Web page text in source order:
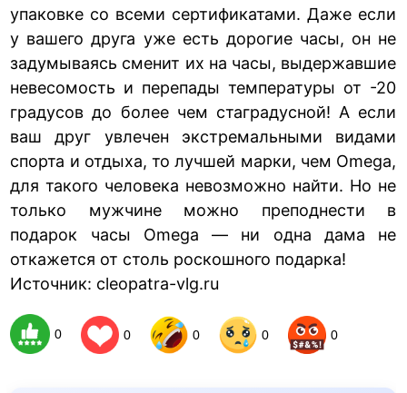
упаковке со всеми сертификатами. Даже если
у вашего друга уже есть дорогие часы, он не
задумываясь сменит их на часы, выдержавшие
невесомость и перепады температуры от -20
градусов до более чем стаградусной! А если
ваш друг увлечен экстремальными видами
спорта и отдыха, то лучшей марки, чем Omega,
для такого человека невозможно найти. Но не
только мужчине можно преподнести в
подарок часы Omega — ни одна дама не
откажется от столь роскошного подарка!
Источник: cleopatra-vlg.ru
0 0 0 0 0